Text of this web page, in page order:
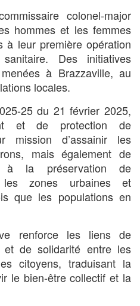
colonel-major
hommes et les femmes
leur première opération
Des initiatives
à Brazzaville, au
locales.
25 du 21 février 2025,
et de protection de
mission d’assainir les
mais également de
à la préservation de
les zones urbaines et
que les populations en
renforce les liens de
et de solidarité entre les
citoyens, traduisant la
le bien-être collectif et la